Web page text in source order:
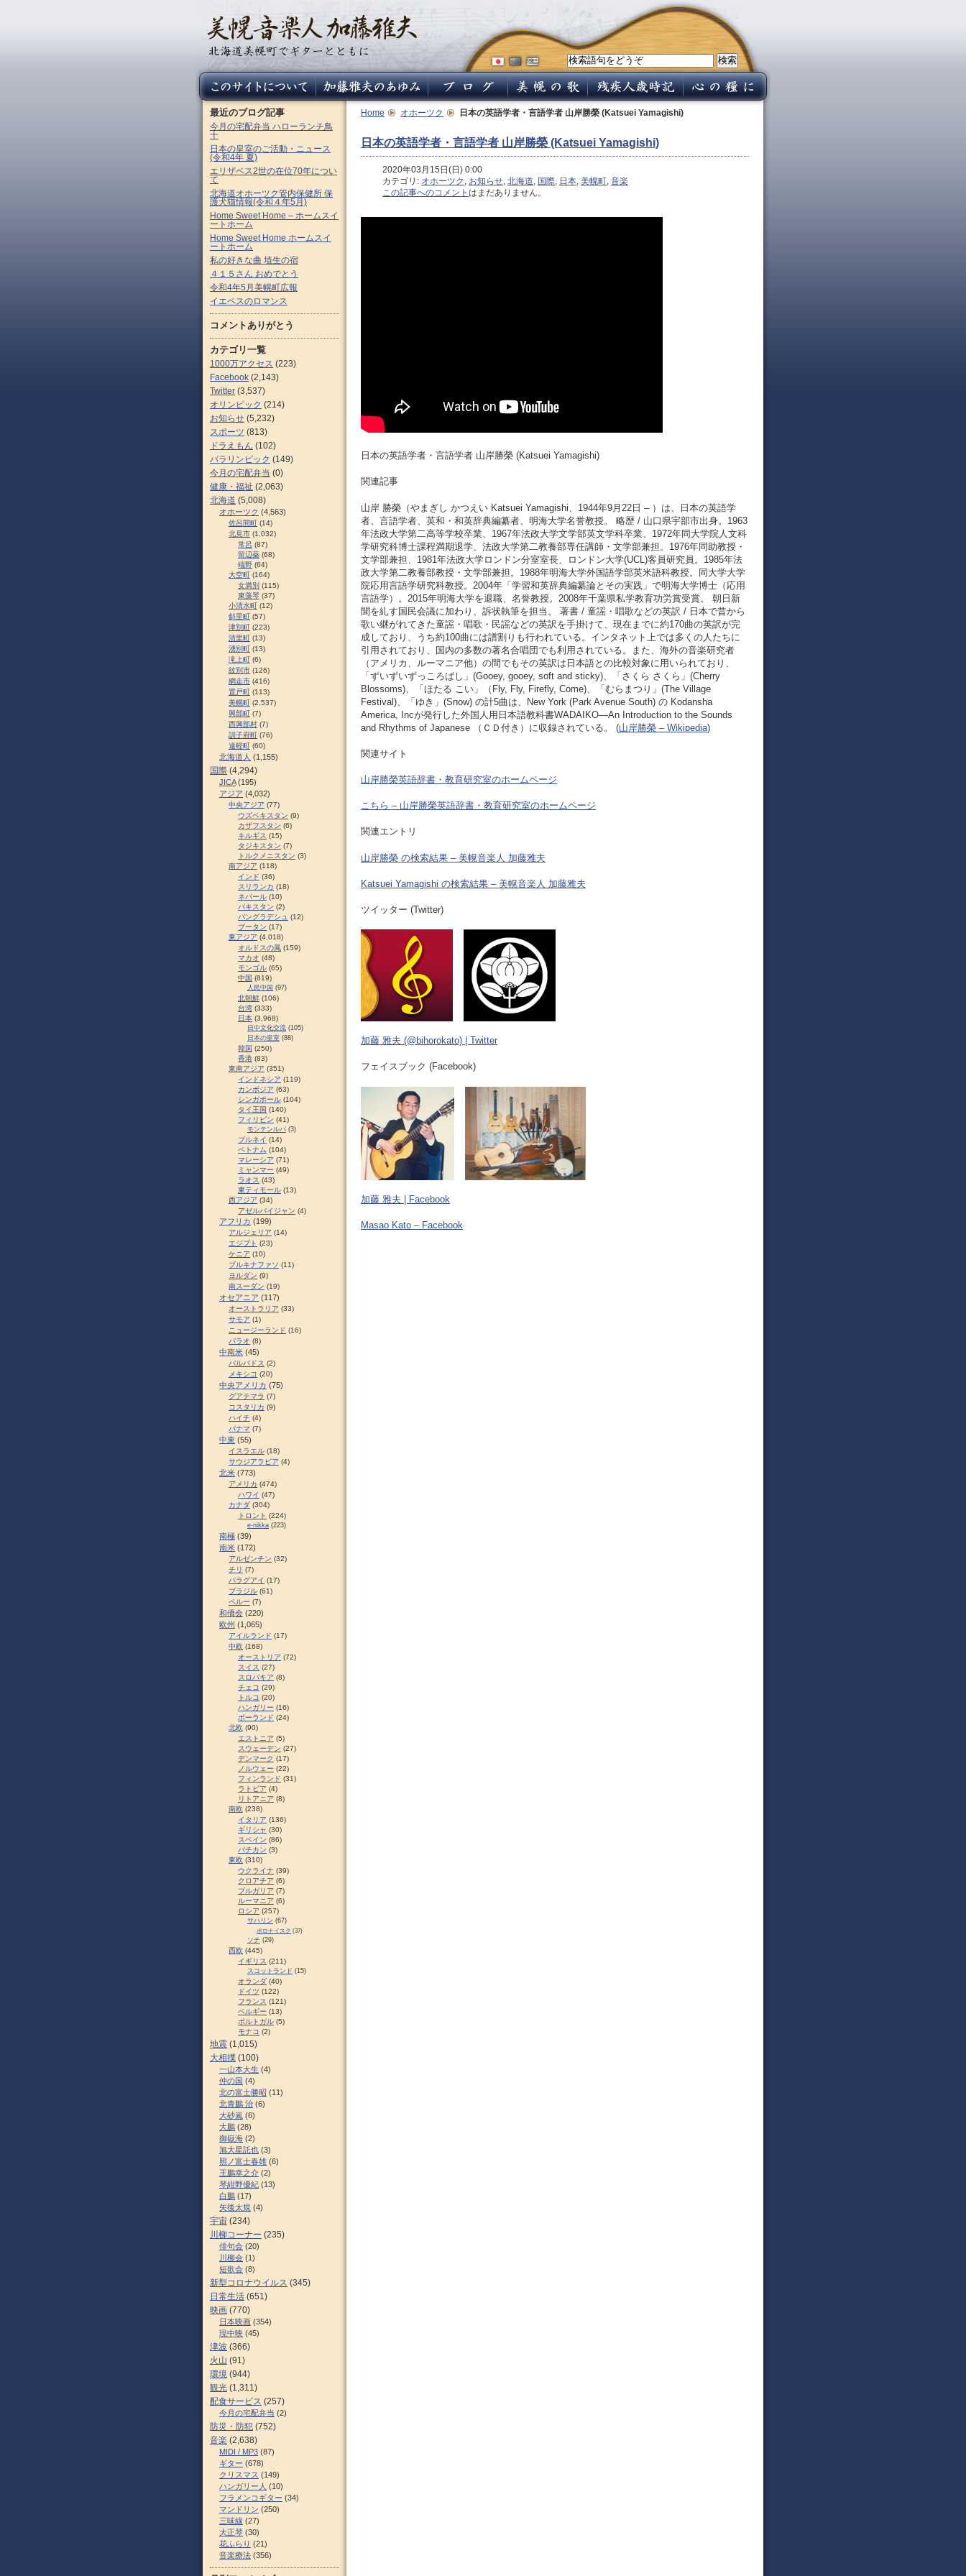
Home オホーツク 日本の英語学者・言語学者 山岸勝榮 (Katsuei Yamagishi)
日本の英語学者・言語学者 山岸勝榮 (Katsuei Yamagishi)
2020年03月15日(日) 0:00
カテゴリ: オホーツク , お知らせ, 北海道, 国際, 日本, 美幌町, 音楽
この記事へのコメント はまだありません。
日本の英語学者・言語学者 山岸勝榮 (Katsuei Yamagishi)
関連記事
山岸 勝榮（やまぎし かつえい Katsuei Yamagishi、1944年9月22日 – ）は、日本の英語学
者、言語学者、英和・和英辞典編纂者、明海大学名誉教授。 略歴 / 山口県宇部市出身。1963
年法政大学第二高等学校卒業、1967年法政大学文学部英文学科卒業、1972年同大学院人文科
学研究科博士課程満期退学、法政大学第二教養部専任講師・文学部兼担。1976年同助教授・
文学部兼担、1981年法政大学ロンドン分室室長、ロンドン大学(UCL)客員研究員。1985年法
政大学第二教養部教授・文学部兼担。1988年明海大学外国語学部英米語科教授。同大学大学
院応用言語学研究科教授。2004年「学習和英辞典編纂論とその実践」で明海大学博士（応用
言語学）。2015年明海大学を退職、名誉教授。2008年千葉県私学教育功労賞受賞。 朝日新
聞を糺す国民会議に加わり、訴状執筆を担当。 著書 / 童謡・唱歌などの英訳 / 日本で昔から
歌い継がれてきた童謡・唱歌・民謡などの英訳を手掛けて、現在までに約170曲の英訳が完
成しており、うち約100曲には譜割りも行われている。インタネット上では多くの人たちに
引用されており、国内の多数の著名合唱団でも利用されている。また、海外の音楽研究者
（アメリカ、ルーマニア他）の間でもその英訳は日本語との比較対象に用いられており、
「ずいずいずっころばし」(Gooey, gooey, soft and sticky)、「さくら さくら」(Cherry
Blossoms)、「ほたる こい」（Fly, Fly, Firefly, Come)、「むらまつり」(The Village
Festival)、「ゆき」(Snow) の計5曲は、New York (Park Avenue South) の Kodansha
America, Incが発行した外国人用日本語教科書WADAIKO―An Introduction to the Sounds
and Rhythms of Japanese （ＣＤ付き）に収録されている。 (山岸勝榮 – Wikipedia)
関連サイト
山岸勝榮英語辞書・教育研究室のホームページ
こちら – 山岸勝榮英語辞書・教育研究室のホームページ
関連エントリ
山岸勝榮 の検索結果 – 美幌音楽人 加藤雅夫
Katsuei Yamagishi の検索結果 – 美幌音楽人 加藤雅夫
ツイッター (Twitter)
加藤 雅夫 (@bihorokato) | Twitter
フェイスブック (Facebook)
加藤 雅夫 | Facebook
Masao Kato – Facebook
最近のブログ記事
今月の宅配弁当 ハローランチ鳥
十
日本の皇室のご活動・ニュース
(令和4年 夏)
エリザベス2世の在位70年につい
て
北海道オホーツク管内保健所 保
護犬猫情報(令和４年5月)
Home Sweet Home – ホームスイ
ートホーム
Home Sweet Home ホームスイ
ートホーム
私の好きな曲 埴生の宿
４１５さん おめでとう
令和4年5月美幌町広報
イエペスのロマンス
コメントありがとう
カテゴリ一覧
1000万アクセス (223)
Facebook (2,143)
Twitter (3,537)
オリンピック (214)
お知らせ (5,232)
スポーツ (813)
ドラえもん (102)
パラリンピック (149)
今月の宅配弁当 (0)
健康・福祉 (2,063)
北海道 (5,008)
オホーツク (4,563)
佐呂間町 (14)
北見市 (1,032)
常呂 (87)
留辺蘂 (68)
端野 (64)
大空町 (164)
女満別 (115)
東藻琴 (37)
小清水町 (12)
斜里町 (57)
津別町 (223)
清里町 (13)
湧別町 (13)
滝上町 (6)
紋別市 (126)
網走市 (416)
置戸町 (113)
美幌町 (2,537)
興部町 (7)
西興部村 (7)
訓子府町 (76)
遠軽町 (60)
北海道人 (1,155)
国際 (4,294)
JICA(195)
アジア (4,032)
中央アジア (77)
ウズベキスタン (9)
カザフスタン (6)
キルギス (15)
タジキスタン (7)
トルクメニスタン (3)
南アジア (118)
インド (36)
スリランカ (18)
ネパール (10)
パキスタン (2)
バングラデシュ (12)
ブータン (17)
東アジア (4,018)
オルドスの風 (159)
マカオ (48)
モンゴル (65)
中国 (819)
人民中国 (97)
北朝鮮 (106)
台湾 (333)
日本 (3,968)
日中文化交流 (105)
日本の皇室 (88)
韓国 (250)
香港 (83)
東南アジア (351)
インドネシア (119)
カンボジア (63)
シンガポール (104)
タイ王国 (140)
フィリピン (41)
モンテンルパ (3)
ブルネイ (14)
ベトナム (104)
マレーシア (71)
ミャンマー (49)
ラオス (43)
東ティモール (13)
西アジア (34)
アゼルバイジャン (4)
アフリカ (199)
アルジェリア (14)
エジプト (23)
ケニア (10)
ブルキナファソ (11)
ヨルダン (9)
南スーダン (19)
オセアニア (117)
オーストラリア (33)
サモア (1)
ニュージーランド (16)
パラオ (8)
中南米 (45)
バルバドス (2)
メキシコ (20)
中央アメリカ (75)
グアテマラ (7)
コスタリカ (9)
ハイチ (4)
パナマ (7)
中東 (55)
イスラエル (18)
サウジアラビア (4)
北米 (773)
アメリカ (474)
ハワイ (47)
カナダ (304)
トロント (224)
e-nikka (223)
南極 (39)
南米 (172)
アルゼンチン (32)
チリ (7)
パラグアイ (17)
ブラジル (61)
ペルー (7)
和僑会 (220)
欧州 (1,065)
アイルランド (17)
中欧 (168)
オーストリア (72)
スイス (27)
スロパキア (8)
チェコ (29)
トルコ (20)
ハンガリー (16)
ポーランド (24)
北欧 (90)
エストニア (5)
スウェーデン (27)
デンマーク (17)
ノルウェー (22)
フィンランド (31)
ラトビア (4)
リトアニア (8)
南欧 (238)
イタリア (136)
ギリシャ (30)
スペイン (86)
バチカン (3)
東欧 (310)
ウクライナ (39)
クロアチア (6)
ブルガリア (7)
ルーマニア (6)
ロシア (257)
サハリン (67)
ポロナイスク (37)
ソチ (29)
西欧 (445)
イギリス (211)
スコットランド (15)
オランダ (40)
ドイツ (122)
フランス (121)
ベルギー (13)
ポルトガル (5)
モナコ (2)
地震 (1,015)
大相撲 (100)
一山本大生 (4)
仲の国 (4)
北の富士勝昭 (11)
北青鵬 治 (6)
大砂嵐 (6)
大鵬 (28)
御嶽海 (2)
旭大星託也 (3)
照ノ富士春雄 (6)
王鵬幸之介 (2)
琴紺野優紀 (13)
白鵬 (17)
矢後太規 (4)
宇宙 (234)
川柳コーナー (235)
俳句会 (20)
川柳会 (1)
短歌会 (8)
新型コロナウイルス (345)
日常生活 (651)
映画 (770)
日本映画 (354)
現中映 (45)
津波 (366)
火山 (91)
環境 (944)
観光 (1,311)
配食サービス (257)
今月の宅配弁当 (2)
防災・防犯 (752)
音楽 (2,638)
MIDI / MP3 (87)
ギター (678)
クリスマス (149)
ハンガリー人 (10)
フラメンコギター (34)
マンドリン (250)
三味線 (27)
大正琴 (30)
花ふらり (21)
音楽療法 (356)